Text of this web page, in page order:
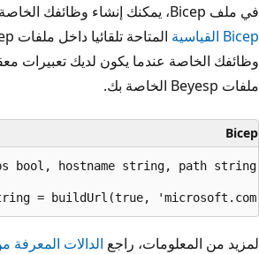
في ملف Bicep، يمكنك إنشاء وظائفك الخاصة واستخدام
Bicep القياسية
وظائفك الخاصة عندما يكون لديك تعبيرات
ملفات Beyesp الخاصة بك.
Bicep
bool, hostname string, path
لمزيد من المعلومات، راجع الدالات